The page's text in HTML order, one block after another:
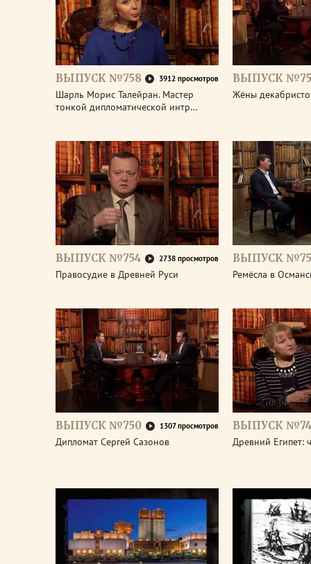
ВЫПУСК №758 3912 просмотров
Шарль Морис Талейран. Мастер
тонкой дипломатической интр…
ВЫПУСК
Жёны
ВЫПУСК №754 2738 просмотров
Правосудие в Древней Руси
ВЫПУСК
Ремёсла в
ВЫПУСК №750 1307 просмотров
Дипломат Сергей Сазонов
ВЫПУСК
Древний Египет: